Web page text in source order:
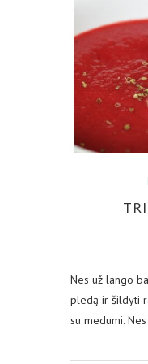
Nes už lango
pledą ir šildyti
su medumi.